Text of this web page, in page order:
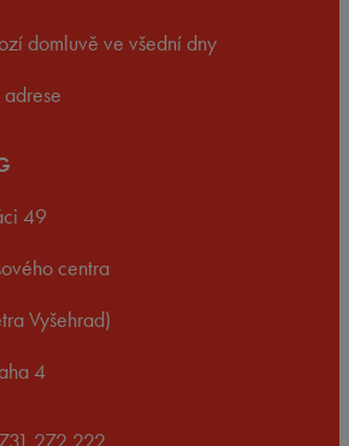
domluvě ve všední dny
adrese
49
centra
Vyšehrad)
4
272 222